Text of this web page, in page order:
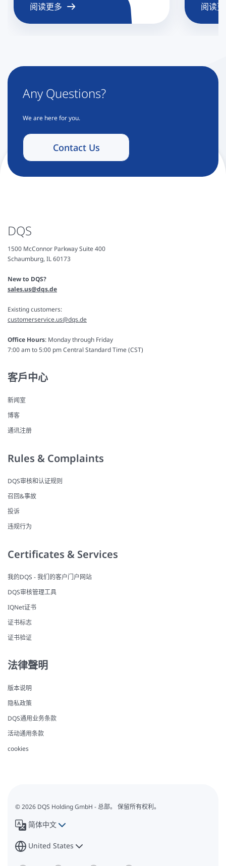
阅读更多 阅读
Any Questions?
We are here for you.
Contact Us
DQS
1500 McConnor Parkway Suite 400
Schaumburg, IL 60173
New to DQS?
sales.us@dqs.de
Existing customers:
customerservice.us@dqs.de
Office Hours: Monday through Friday
7:00 am to 5:00 pm Central Standard Time (CST)
客戶中心
新闻室
博客
通讯注册
Rules & Complaints
DQS审核和认证规则
召回&事故
投诉
违规行为
Certificates & Services
我的DQS - 我们的客户门户网站
DQS审核管理工具
IQNet证书
证书标志
证书验证
法律聲明
版本说明
隐私政策
DQS通用业务条款
活动通用条款
cookies
© 2026 DQS Holding GmbH - 总部。 保留所有权利。
简体中文
United States